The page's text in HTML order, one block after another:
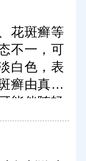
花斑癣等
不一，可
白色，表
癣由真菌
能伴随轻
。不同白